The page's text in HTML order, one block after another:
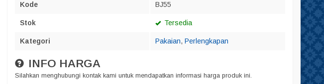
Kode BJ55
Stok Tersedia
Kategori Pakaian, Perlengkapan
INFO HARGA
Silahkan menghubungi kontak kami untuk mendapatkan informasi harga produk ini.